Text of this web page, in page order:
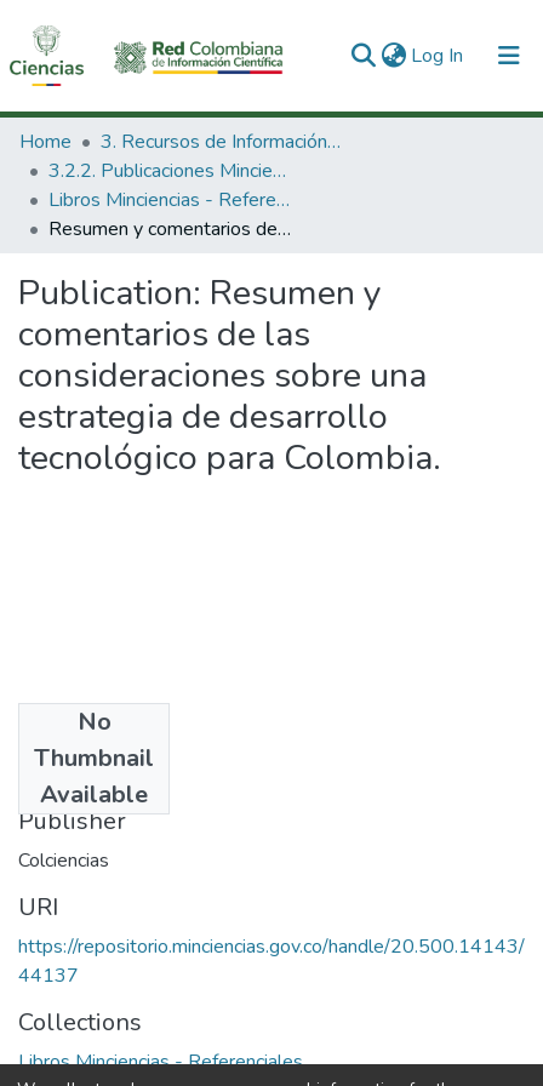
Log In (current)
Communities & Collections
All of DSpace
Statistics
Home
3. Recursos de Información Científica y Tecnológica
3.2.2. Publicaciones Minciencias
Libros Minciencias - Referenciales
Resumen y comentarios de las consideraciones sobre una estrategia de desarrollo tecnológico para Colombia.
Publication: Resumen y
comentarios de las
consideraciones sobre una
estrategia de desarrollo
tecnológico para Colombia.
No
Thumbnail
Available
1970
Publisher
Colciencias
URI
https://repositorio.minciencias.gov.co/handle/20.500.14143/
44137
Collections
Libros Minciencias - Referenciales